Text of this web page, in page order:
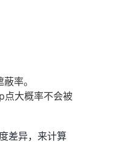
率。
点大概率不会被
差异，来计算